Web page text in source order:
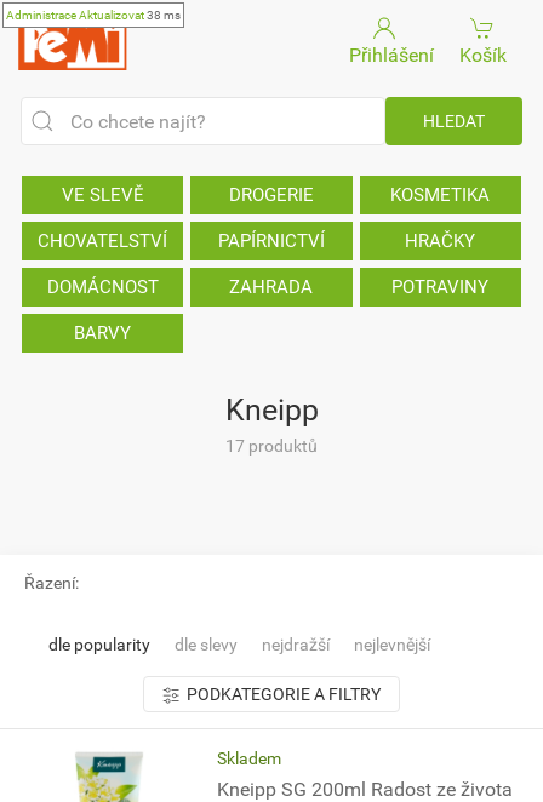
AdministraceAktualizovat38 ms
Přihlášení Košík
VE SLEVĚ DROGERIE KOSMETIKA
CHOVATELSTVÍ PAPÍRNICTVÍ HRAČKY
DOMÁCNOST ZAHRADA POTRAVINY
BARVY
Kneipp
17 produktů
Řazení:
dle popularity dle slevy nejdražší nejlevnější
PODKATEGORIE A FILTRY
Skladem
Kneipp SG 200ml Radost ze života